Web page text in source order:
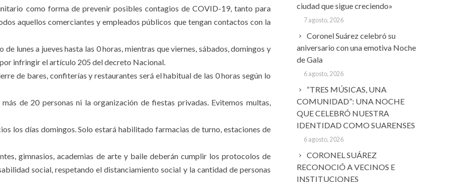
como forma de prevenir posibles contagios de COVID-19, tanto para
aquellos comerciantes y empleados públicos que tengan contactos con la
lunes a jueves hasta las 0 horas, mientras que viernes, sábados, domingos y
infringir el artículo 205 del decreto Nacional.
de bares, confiterías y restaurantes será el habitual de las 0 horas según lo
de 20 personas ni la organización de fiestas privadas. Evitemos multas,
los días domingos. Solo estará habilitado farmacias de turno, estaciones de
gimnasios, academias de arte y baile deberán cumplir los protocolos de
social, respetando el distanciamiento social y la cantidad de personas
ciudad que sigue creciendo»
7 agosto, 2026
Coronel Suárez celebró su
aniversario con una emotiva Noche
de Gala
6 agosto, 2026
“TRES MÚSICAS, UNA
COMUNIDAD”: UNA NOCHE
QUE CELEBRÓ NUESTRA
IDENTIDAD COMO SUARENSES
6 agosto, 2026
CORONEL SUÁREZ
RECONOCIÓ A VECINOS E
INSTITUCIONES